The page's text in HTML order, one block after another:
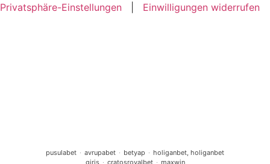
Privatsphäre-Einstellungen
Einwilligungen widerrufen
pusulabet · avrupabet · betyap · holiganbet, holiganbet
giriş · cratosroyalbet · maxwin